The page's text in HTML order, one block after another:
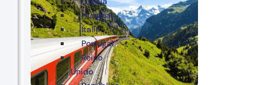
Hungría
Italia
Portugal
Reino
Unido